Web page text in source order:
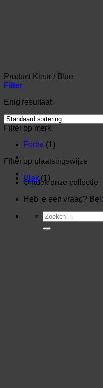
Ontdek onze collectie
Heb je een vraag? Bel:
Zoeken
naar:
Product Kleur / Blue
Filter
Enig resultaat
Filter op merk
Forbo (1)
Filter op plaatsingswijze
Plak (1)